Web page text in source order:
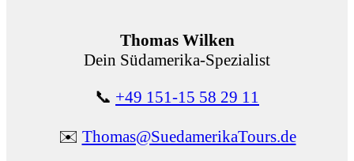
Thomas Wilken
Dein Südamerika-Spezialist
📞 +49 151-15 58 29 11
✉️ Thomas@SuedamerikaTours.de